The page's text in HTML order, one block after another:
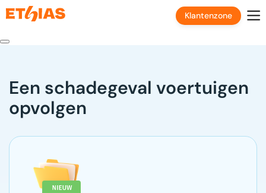
Klantenzone
Een schadegeval voertuigen
opvolgen